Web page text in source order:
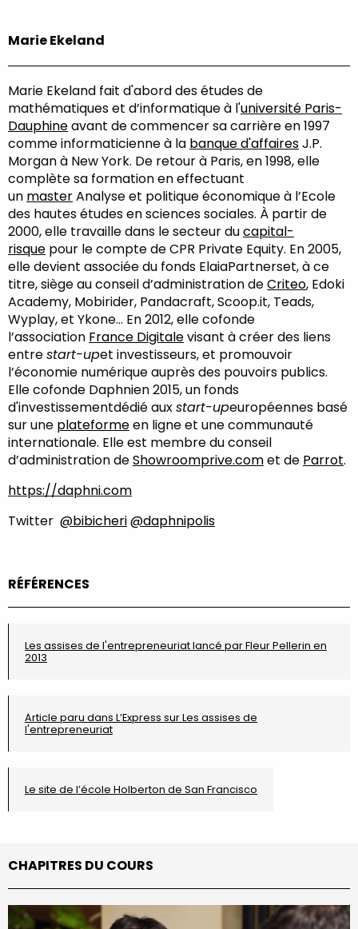
Marie Ekeland
Marie Ekeland fait d'abord des études de
mathématiques et d’informatique à l'université Paris-
Dauphineavant de commencer sa carrière en 1997
comme informaticienne à la banque d'affairesJ.P.
Morgan à New York. De retour à Paris, en 1998, elle
complète sa formation en effectuant
un masterAnalyse et politique économique à l’Ecole
des hautes études en sciences sociales. À partir de
2000, elle travaille dans le secteur ducapital-
risque pour le compte de CPR Private Equity. En 2005,
elle devient associée du fonds ElaiaPartnerset, à ce
titre, siège au conseil d’administration deCriteo, Edoki
Academy, Mobirider, Pandacraft, Scoop.it, Teads,
Wyplay, et Ykone… En 2012, elle cofonde
l’association France Digitalevisant à créer des liens
entrestart-upet investisseurs, et promouvoir
l’économie numérique auprès des pouvoirs publics.
Elle cofonde Daphnien 2015, un fonds
d'investissementdédié auxstart-upeuropéennes basé
sur une plateformeen ligne et une communauté
internationale. Elle est membre du conseil
d’administration deShowroomprive.comet de Parrot.
https://daphni.com
Twitter @bibicheri@daphnipolis
RÉFÉRENCES
Les assises de l'entrepreneuriat lancé par Fleur Pellerin en
2013
Article paru dans L’Express sur Les assises de
l'entrepreneuriat
Le site de l’école Holberton de San Francisco
CHAPITRES DU COURS